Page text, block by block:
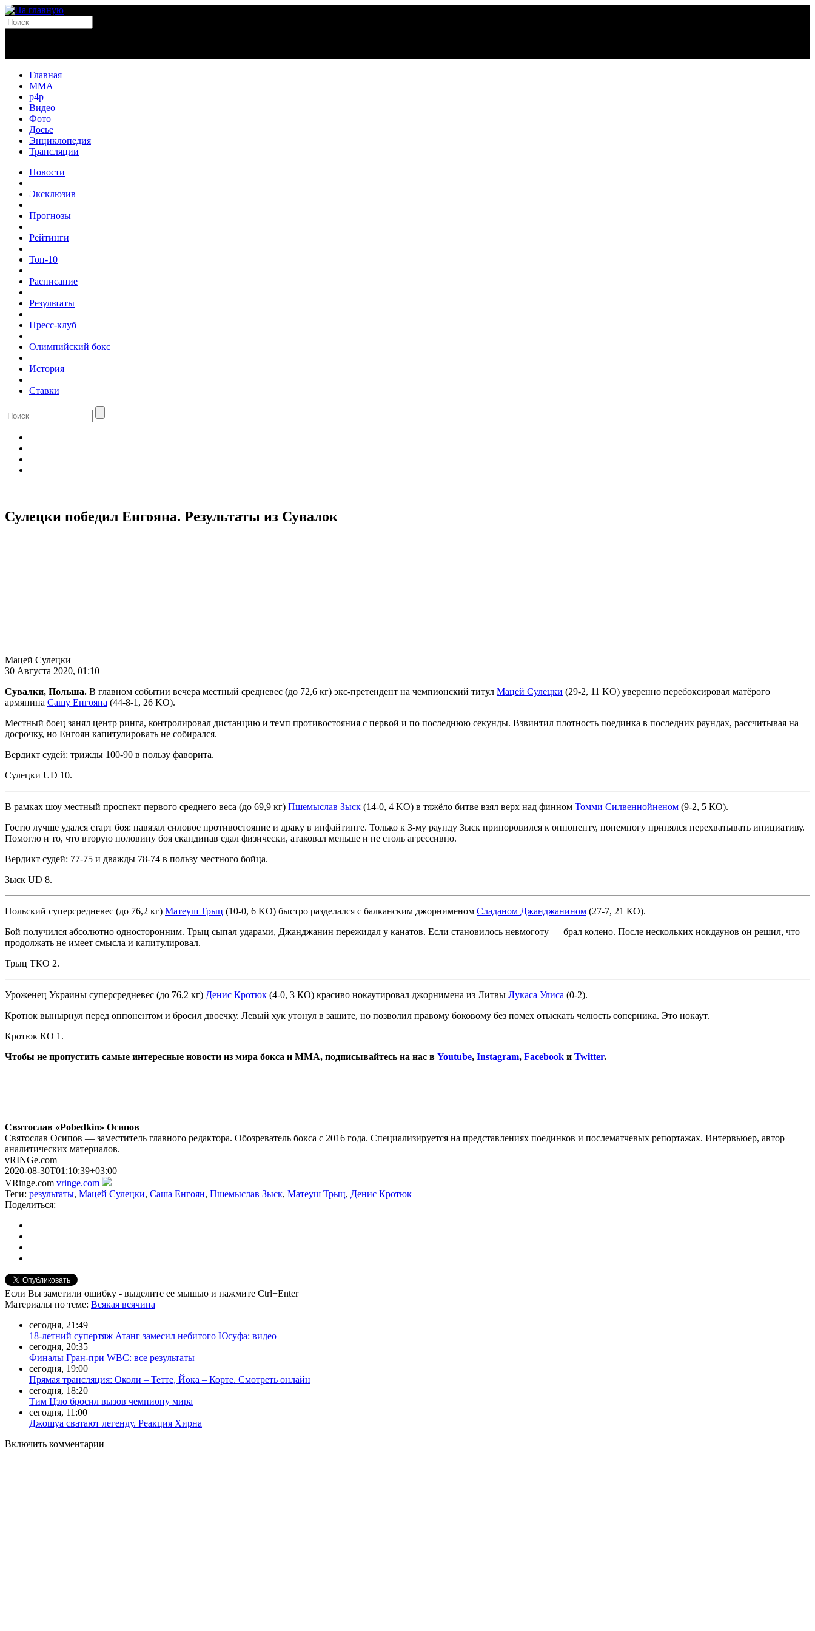
Главная
MMA
p4p
Видео
Фото
Досье
Энциклопедия
Трансляции
Новости
|
Эксклюзив
|
Прогнозы
|
Рейтинги
|
Топ-10
|
Расписание
|
Результаты
|
Пресс-клуб
|
Олимпийский бокс
|
История
|
Ставки
Сулецки победил Енгояна. Результаты из Сувалок
Мацей Сулецки
30 Августа 2020, 01:10
Сувалки, Польша. В главном событии вечера местный средневес (до 72,6 кг) экс-претендент на чемпионский титул Мацей Сулецки (29-2, 11 KO) уверенно перебоксировал матёрого
армянина Сашу Енгояна (44-8-1, 26 KO).
Местный боец занял центр ринга, контролировал дистанцию и темп противостояния с первой и по последнюю секунды. Взвинтил плотность поединка в последних раундах, рассчитывая на
досрочку, но Енгоян капитулировать не собирался.
Вердикт судей: трижды 100-90 в пользу фаворита.
Сулецки UD 10.
В рамках шоу местный проспект первого среднего веса (до 69,9 кг) Пшемыслав Зыск (14-0, 4 KO) в тяжёло битве взял верх над финном Томми Силвеннойненом (9-2, 5 КО).
Гостю лучше удался старт боя: навязал силовое противостояние и драку в инфайтинге. Только к 3-му раунду Зыск приноровился к оппоненту, понемногу принялся перехватывать инициативу.
Помогло и то, что вторую половину боя скандинав сдал физически, атаковал меньше и не столь агрессивно.
Вердикт судей: 77-75 и дважды 78-74 в пользу местного бойца.
Зыск UD 8.
Польский суперсредневес (до 76,2 кг) Матеуш Трыц (10-0, 6 KO) быстро разделался с балканским джорнименом Сладаном Джанджанином (27-7, 21 КО).
Бой получился абсолютно односторонним. Трыц сыпал ударами, Джанджанин пережидал у канатов. Если становилось невмоготу — брал колено. После нескольких нокдаунов он решил, что
продолжать не имеет смысла и капитулировал.
Трыц ТКО 2.
Уроженец Украины суперсредневес (до 76,2 кг) Денис Кротюк (4-0, 3 КО) красиво нокаутировал джорнимена из Литвы Лукаса Улиса (0-2).
Кротюк вынырнул перед оппонентом и бросил двоечку. Левый хук утонул в защите, но позволил правому боковому без помех отыскать челюсть соперника. Это нокаут.
Кротюк КО 1.
Чтобы не пропустить самые интересные новости из мира бокса и ММА, подписывайтесь на нас в Youtube, Instagram, Facebook и Twitter.
Святослав «Pobedkin» Осипов
Святослав Осипов — заместитель главного редактора. Обозреватель бокса с 2016 года. Специализируется на представлениях поединков и послематчевых репортажах. Интервьюер, автор
аналитических материалов.
vRINGe.com
2020-08-30T01:10:39+03:00
VRinge.com vringe.com
Теги: результаты, Мацей Сулецки, Саша Енгоян, Пшемыслав Зыск, Матеуш Трыц, Денис Кротюк
Поделиться:
Если Вы заметили ошибку - выделите ее мышью и нажмите Ctrl+Enter
Материалы по теме: Всякая всячина
сегодня, 21:49
18-летний супертяж Атанг замесил небитого Юсуфа: видео
сегодня, 20:35
Финалы Гран-при WBC: все результаты
сегодня, 19:00
Прямая трансляция: Околи – Тетте, Йока – Корте. Смотреть онлайн
сегодня, 18:20
Тим Цзю бросил вызов чемпиону мира
сегодня, 11:00
Джошуа сватают легенду. Реакция Хирна
Включить комментарии